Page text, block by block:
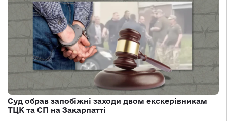
Суд обрав запобіжні заходи двом екскерівникам
ТЦК та СП на Закарпатті